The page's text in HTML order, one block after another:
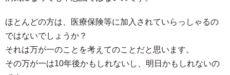
ほとんどの方は、医療保険等に加入されていらっしゃるの
ではないでしょうか？
それは万が一のことを考えてのことだと思います。
その万が一は10年後かもしれないし、明日かもしれないの